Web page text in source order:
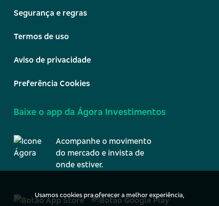
Segurança e regras
Termos de uso
Aviso de privacidade
Preferência Cookies
Baixe o app da Ágora Investimentos
Acompanhe o movimento
do mercado e invista de
onde estiver.
Usamos cookies pra oferecer a melhor experiência,